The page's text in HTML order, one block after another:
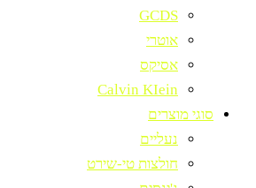
GCDS
אוטרי
אסיקס
Calvin KIein
סוגי מוצרים
נעליים
חולצות טי-שירט